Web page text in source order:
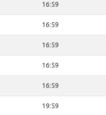
16:59
16:59
16:59
16:59
16:59
19:59